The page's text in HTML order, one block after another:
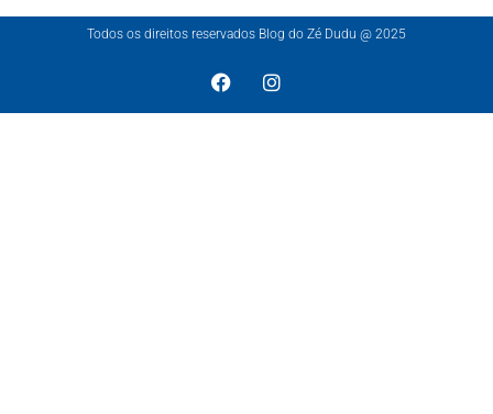
Todos os direitos reservados Blog do Zé Dudu @ 2025